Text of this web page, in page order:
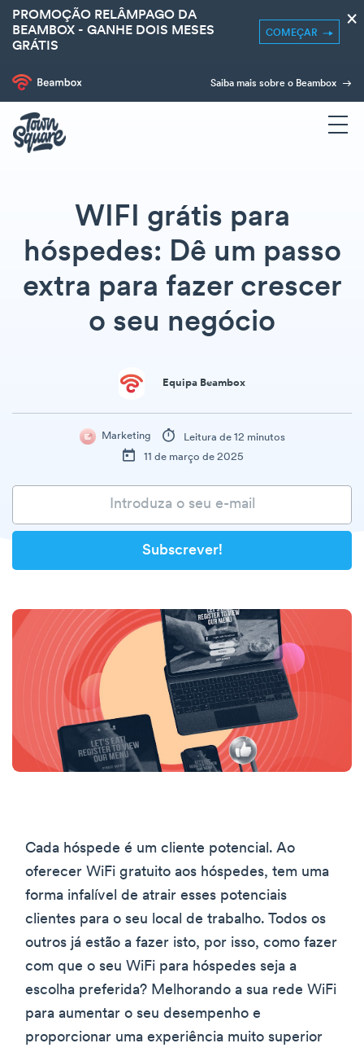
PROMOÇÃO RELÂMPAGO DA
BEAMBOX - GANHE DOIS MESES
GRÁTIS
COMEÇAR
×
Saiba mais sobre o Beambox
WIFI grátis para
hóspedes: Dê um passo
extra para fazer crescer
o seu negócio
Equipa Beambox
Marketing
Leitura de 12 minutos
11 de março de 2025
Cada hóspede é um cliente potencial. Ao
oferecer WiFi gratuito aos hóspedes, tem uma
forma infalível de atrair esses potenciais
clientes para o seu local de trabalho. Todos os
outros já estão a fazer isto, por isso, como fazer
com que o seu WiFi para hóspedes seja a
escolha preferida? Melhorando a sua rede WiFi
para aumentar o seu desempenho e
proporcionar uma experiência muito superior